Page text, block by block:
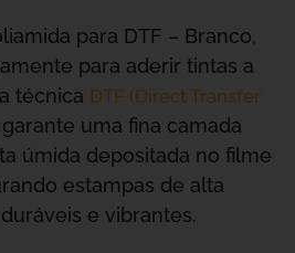
para DTF – Branco,
para aderir tintas a
técnica DTF (Direct Transfer
uma fina camada
úmida depositada no filme
estampas de alta
e vibrantes.